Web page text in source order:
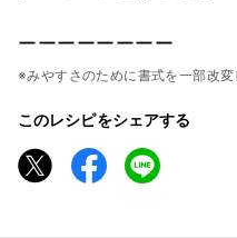
ーーーーーーーー
※みやすさのために書式を一部改変
このレシピをシェアする